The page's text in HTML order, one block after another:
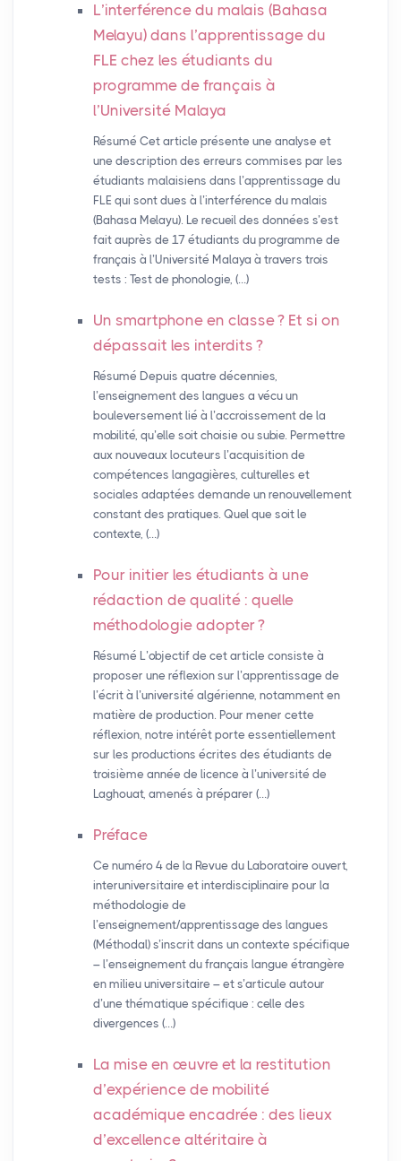
L’interférence du malais (Bahasa
Melayu) dans l’apprentissage du
FLE chez les étudiants du
programme de français à
l’Université Malaya
Résumé Cet article présente une analyse et
une description des erreurs commises par les
étudiants malaisiens dans l’apprentissage du
FLE qui sont dues à l’interférence du malais
(Bahasa Melayu). Le recueil des données s’est
fait auprès de 17 étudiants du programme de
français à l’Université Malaya à travers trois
tests : Test de phonologie, (…)
Un smartphone en classe? Et si on
dépassait les interdits ?
Résumé Depuis quatre décennies,
l’enseignement des langues a vécu un
bouleversement lié à l’accroissement de la
mobilité, qu’elle soit choisie ou subie. Permettre
aux nouveaux locuteurs l’acquisition de
compétences langagières, culturelles et
sociales adaptées demande un renouvellement
constant des pratiques. Quel que soit le
contexte, (…)
Pour initier les étudiants à une
rédaction de qualité : quelle
méthodologie adopter?
Résumé L’objectif de cet article consiste à
proposer une réflexion sur l’apprentissage de
l’écrit à l’université algérienne, notamment en
matière de production. Pour mener cette
réflexion, notre intérêt porte essentiellement
sur les productions écrites des étudiants de
troisième année de licence à l’université de
Laghouat, amenés à préparer (…)
Préface
Ce numéro 4 de la Revue du Laboratoire ouvert,
interuniversitaire et interdisciplinaire pour la
méthodologie de
l’enseignement/apprentissage des langues
(Méthodal) s’inscrit dans un contexte spécifique
– l’enseignement du français langue étrangère
en milieu universitaire – et s’articule autour
d’une thématique spécifique : celle des
divergences (…)
La mise en œuvre et la restitution
d’expérience de mobilité
académique encadrée : des lieux
d’excellence altéritaire à